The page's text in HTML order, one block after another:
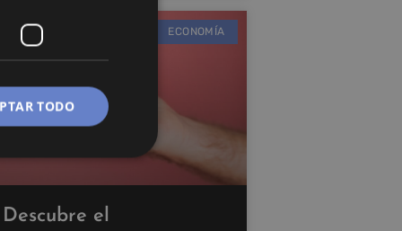
ECONOMÍA
Descubre el
TODO